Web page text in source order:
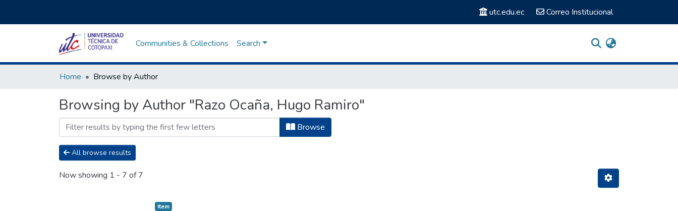
utc.edu.ec Correo Institucional
Communities & Collections Search
Home Browse by Author
Browsing by Author "Razo Ocaña, Hugo Ramiro"
Browse
All browse results
Now showing 1 - 7 of 7
Item